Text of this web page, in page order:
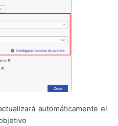
automáticamente el